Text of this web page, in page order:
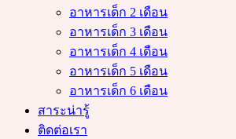
อาหารเด็ก 2 เดือน
อาหารเด็ก 3 เดือน
อาหารเด็ก 4 เดือน
อาหารเด็ก 5 เดือน
อาหารเด็ก 6 เดือน
สาระน่ารู้
ติดต่อเรา